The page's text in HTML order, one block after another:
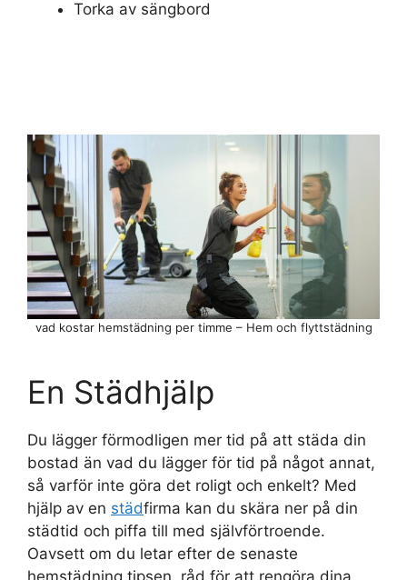
Torka av sängbord
En Städhjälp
Du lägger förmodligen mer tid på att städa din
bostad än vad du lägger för tid på något annat,
så varför inte göra det roligt och enkelt? Med
hjälp av en städfirma kan du skära ner på din
städtid och piffa till med självförtroende.
Oavsett om du letar efter de senaste
vad kostar hemstädning per timme – Hem och flyttstädning